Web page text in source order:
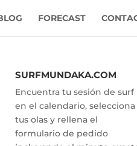
FORECAST
SURFMUNDAKA.COM
Encuentra tu sesión de surf
en el calendario, selecciona
tus olas y rellena el
formulario de pedido